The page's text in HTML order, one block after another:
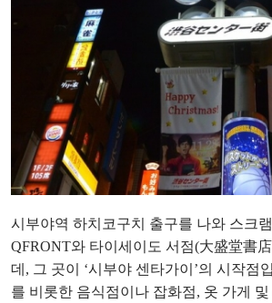
시부야역 하치코구치 출구를 나와 스크
QFRONT와 타이세이도 서점(大盛堂書
데, 그 곳이 ‘시부야 센타가이’의 시작점
를 비롯한 음식점이나 잡화점, 옷 가게